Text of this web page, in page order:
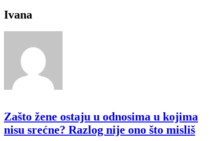
Ivana
Zašto žene ostaju u odnosima u kojima
nisu srećne? Razlog nije ono što misliš